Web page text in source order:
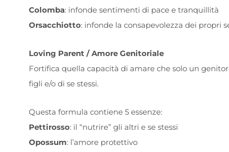
Colomba: infonde sentimenti di pace e tranquillità
Orsacchiotto: infonde la consapevolezza dei propri
Loving Parent / Amore Genitoriale
Fortifica quella capacità di amare che solo un
figli e/o di se stessi.
Questa formula contiene 5 essenze:
Pettirosso: il “nutrire” gli altri e se stessi
Opossum: l’amore protettivo